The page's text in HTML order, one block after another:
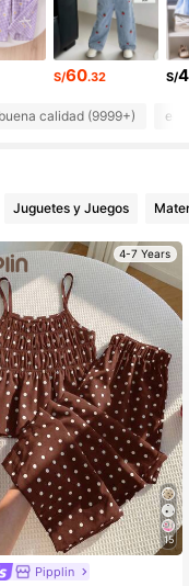
S/60.32 S/
calidad (9999+)
Juguetes y Juegos
4-7 Years
15
Pipplin